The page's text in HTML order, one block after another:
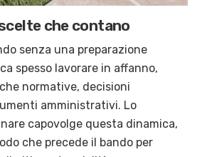
che contano
senza una preparazione
spesso lavorare in affanno,
normative, decisioni
amministrativi. Lo
capovolge questa dinamica,
che precede il bando per